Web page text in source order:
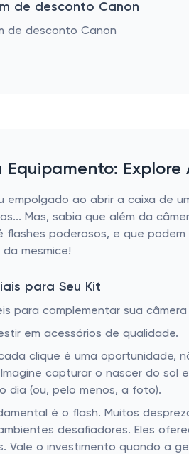
de desconto Canon
Equipamento:
empolgado ao abrir a caixa de
Mas, sabia que além da
poderosos, e que
mesmice!
para Seu Kit
para complementar sua câmera
em acessórios de qualidade.
clique é uma
capturar o nascer do
dia (ou, pelo menos, a foto).
é o flash. Muitos
desafiadores. Eles
Vale o investimento quando a